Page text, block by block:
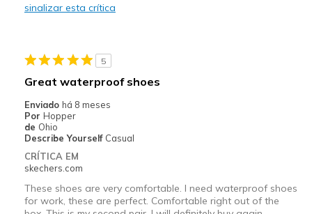
Feels true to width
Sizing
Feels true to size
View On Shoes
sinalizar esta crítica
5
Great waterproof shoes
Enviado há 8 meses
Por Hopper
de Ohio
Describe Yourself Casual
CRÍTICA EM
skechers.com
These shoes are very comfortable. I need waterproof shoes
for work, these are perfect. Comfortable right out of the